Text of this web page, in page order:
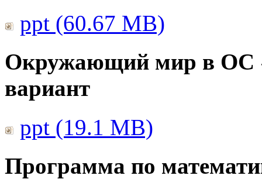
ppt (60.67 MB)
Окружающий мир в ОС
вариант
ppt (19.1 MB)
Программа по